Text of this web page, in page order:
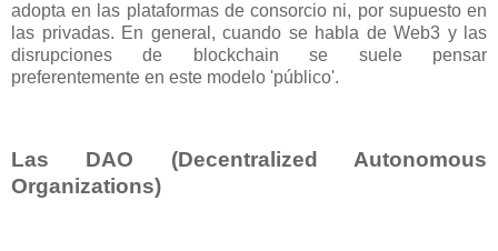
adopta en las plataformas de consorcio ni, por supuesto en
las privadas. En general, cuando se habla de Web3 y las
disrupciones de blockchain se suele pensar
preferentemente en este modelo 'público'.
Las DAO (Decentralized Autonomous
Organizations)